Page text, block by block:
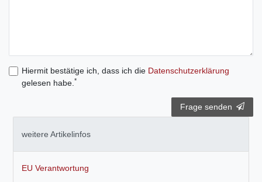
Hiermit bestätige ich, dass ich die Daten­schutz­erklärung
gelesen habe.*
Frage senden
weitere Artikelinfos
EU Verantwortung